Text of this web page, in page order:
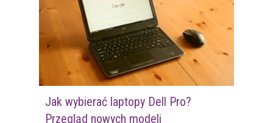
Jak wybierać laptopy Dell Pro?
Przegląd nowych modeli